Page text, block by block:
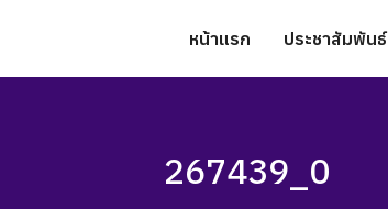
หน้าแรก ประชาสัมพันธ์
267439_0